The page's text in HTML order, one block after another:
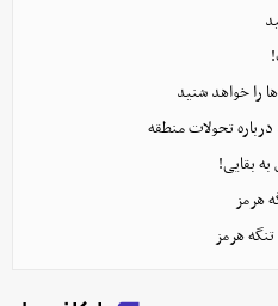
را خواهد شنید
تحولات منطقه
بقایی!
هرمز
هرمز